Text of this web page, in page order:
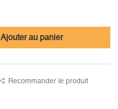
Ajouter au panier
Recommander le produit